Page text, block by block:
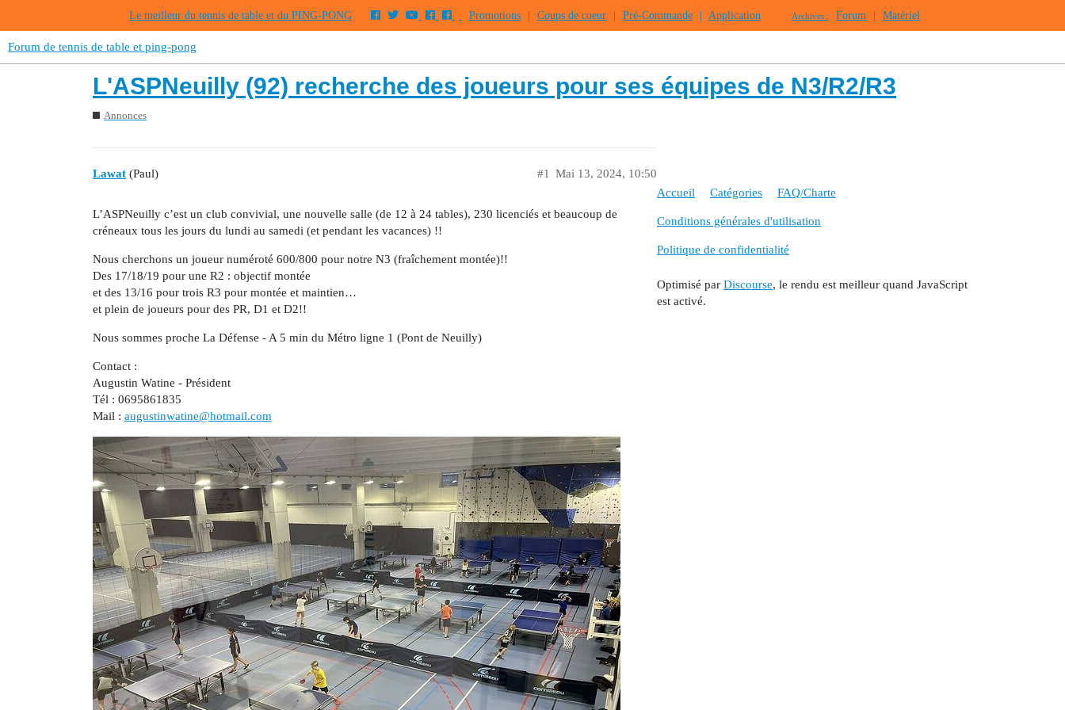
Le meilleur du tennis de table et du PING-PONG Promotions Coups de coeur Pré-Commande Application Archives : Forum Matériel
Forum de tennis de table et ping-pong
L'ASPNeuilly (92) recherche des joueurs pour ses équipes de N3/R2/R3
Annonces
Lawat (Paul) Mai 13, 2024, 10:50
#1
L’ASPNeuilly c’est un club convivial, une nouvelle salle (de 12 à 24 tables), 230 licenciés et beaucoup de
créneaux tous les jours du lundi au samedi (et pendant les vacances) !!
Nous cherchons un joueur numéroté 600/800 pour notre N3 (fraîchement montée)!!
Des 17/18/19 pour une R2 : objectif montée
et des 13/16 pour trois R3 pour montée et maintien…
et plein de joueurs pour des PR, D1 et D2!!
Nous sommes proche La Défense - A 5 min du Métro ligne 1 (Pont de Neuilly)
Contact :
Augustin Watine - Président
Tél : 0695861835
Mail : augustinwatine@hotmail.com
Accueil Catégories FAQ/Charte
Conditions générales d'utilisation
Politique de confidentialité
Optimisé par Discourse, le rendu est meilleur quand JavaScript
est activé.